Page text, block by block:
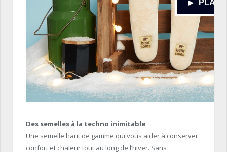
Des semelles à la techno inimitable
Une semelle haut de gamme qui vous aider à conserver
confort et chaleur tout au long de l’hiver. Sans